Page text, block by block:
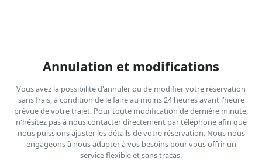
Annulation et modifications
Vous avez la possibilité d'annuler ou de modifier votre réservation
sans frais, à condition de le faire au moins 24 heures avant l’heure
prévue de votre trajet. Pour toute modification de dernière minute,
n'hésitez pas à nous contacter directement par téléphone afin que
nous puissions ajuster les détails de votre réservation. Nous nous
engageons à nous adapter à vos besoins pour vous offrir un
service flexible et sans tracas.